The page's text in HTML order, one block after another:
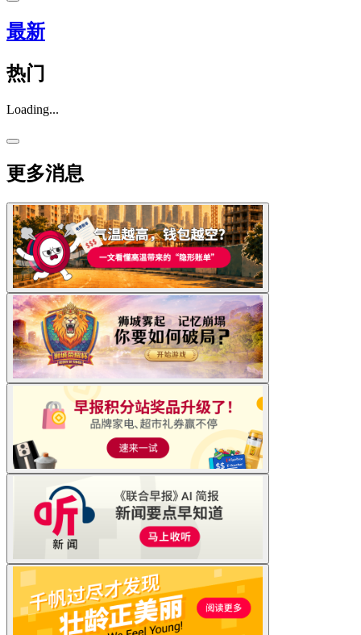
最新
热门
Loading...
更多消息